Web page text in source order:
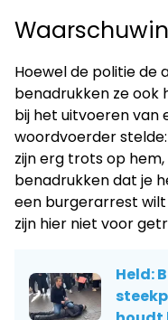
Hoewel de politie de
benadrukken ze ook
bij het uitvoeren van
woordvoerder
zijn erg trots op
benadrukken dat je
een burgerarrest
zijn hier niet voor
Held: